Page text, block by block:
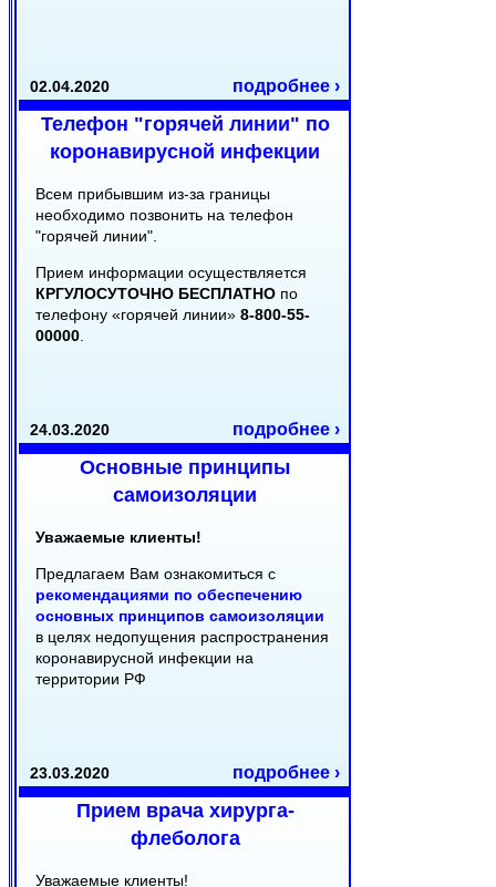
02.04.2020 подробнее ›
Телефон "горячей линии" по
коронавирусной инфекции
Всем прибывшим из-за границы
необходимо позвонить на телефон
"горячей линии".
Прием информации осуществляется
КРГУЛОСУТОЧНО БЕСПЛАТНО по
телефону «горячей линии» 8-800-55-
00000
24.03.2020 подробнее ›
Основные принципы
самоизоляции
Уважаемые клиенты!
Предлагаем Вам ознакомиться с
рекомендациями по обеспечению
основных принципов самоизоляции
в целях недопущения распространения
коронавирусной инфекции на
территории РФ
23.03.2020 подробнее ›
Прием врача хирурга-
флеболога
Уважаемые клиенты!